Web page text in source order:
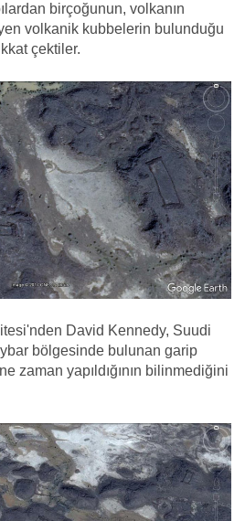
birçoğunun, volkanın
volkanik kubbelerin bulunduğu
çektiler.
David Kennedy, Suudi
bölgesinde bulunan garip
zaman yapıldığının bilinmediğini